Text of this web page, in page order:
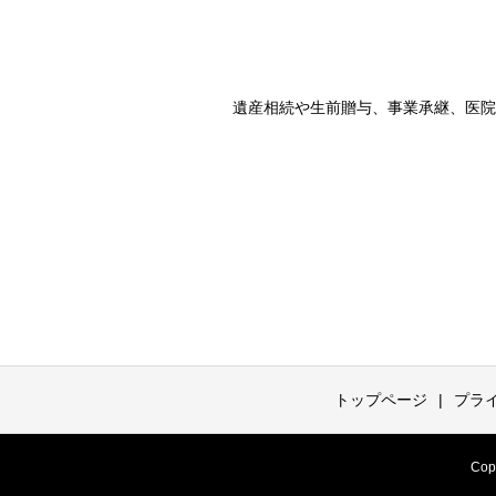
遺産相続や生前贈与、事業承継、医
トップページ プラ